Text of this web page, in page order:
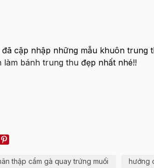
cập nhập những mẫu khuôn trung
làm bánh trung thuđẹp nhất nhé!!
thập cẩm gà quay trứng muối hướng